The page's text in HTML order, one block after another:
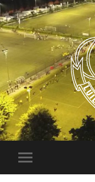
Toggle
mobiel